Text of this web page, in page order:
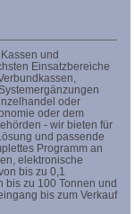
und
Einsatzbereiche
oder
oder dem
- wir bieten für
und passende
Programm an
elektronische
bis zu 0,1
bis zu 100 Tonnen und
bis zum Verkauf